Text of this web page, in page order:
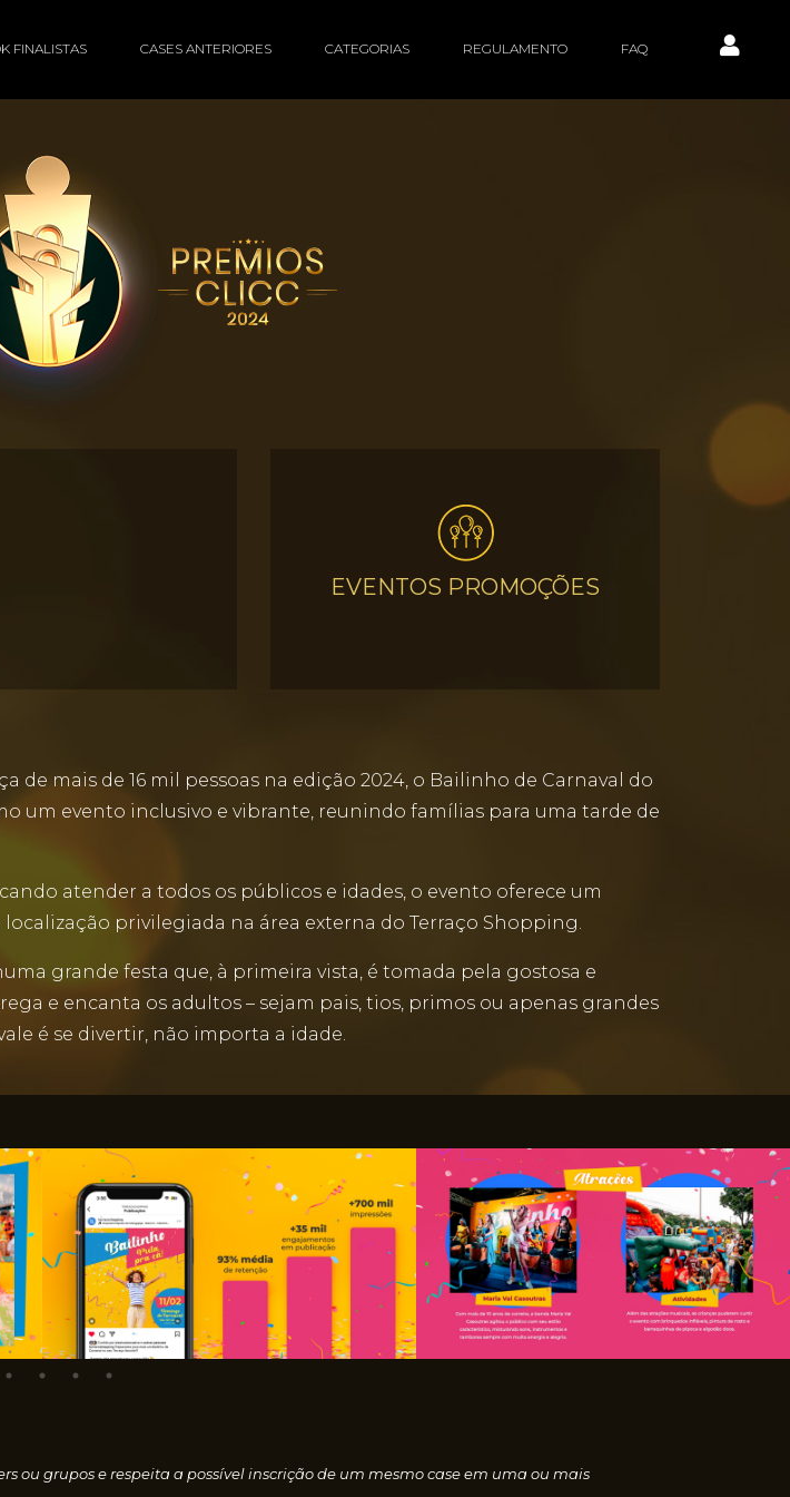
FINALISTAS CASES ANTERIORES CATEGORIAS REGULAMENTO FAQ
EVENTOS PROMOÇÕES
mais de 16 mil pessoas na edição 2024, o Bailinho de Carnaval do
um evento inclusivo e vibrante, reunindo famílias para uma tarde de
atender a todos os públicos e idades, o evento oferece um
privilegiada na área externa do Terraço Shopping.
grande festa que, à primeira vista, é tomada pela gostosa e
e encanta os adultos – sejam pais, tios, primos ou apenas grandes
é se divertir, não importa a idade.
ou grupos e respeita a possível inscrição de um mesmo case em uma ou mais